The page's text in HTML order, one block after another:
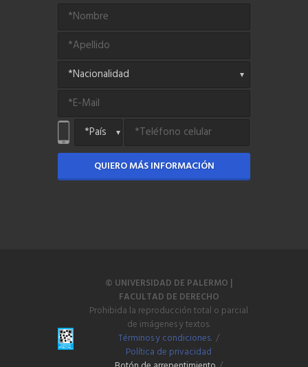
QUIERO MÁS INFORMACIÓN
© UNIVERSIDAD DE PALERMO |
FACULTAD DE DERECHO
Prohibida la reproducción total o parcial
de imágenes y textos.
Términos y condiciones. /
Política de privacidad